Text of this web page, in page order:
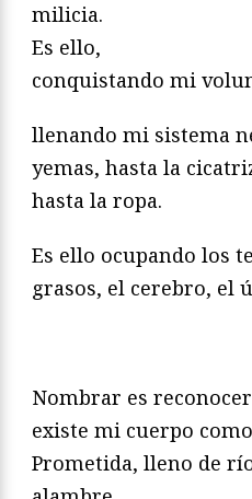
milicia.
Es ello,
conquistando mi
llenando mi sistema
yemas, hasta la
hasta la ropa.
Es ello ocupando los
grasos, el cerebro, el
Nombrar es
existe mi cuerpo
Prometida, lleno de